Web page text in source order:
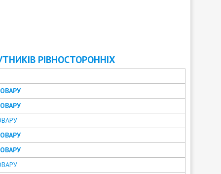
РІВНОСТОРОННІХ